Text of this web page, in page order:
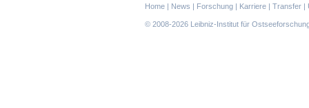
Navigation
Home News Forschung Karriere Transfer
© 2008-2026 Leibniz-Institut für